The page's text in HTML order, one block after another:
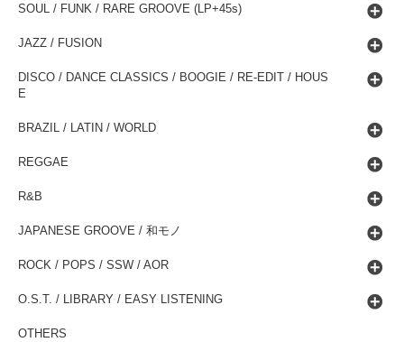
SOUL / FUNK / RARE GROOVE (LP+45s)
JAZZ / FUSION
DISCO / DANCE CLASSICS / BOOGIE / RE-EDIT / HOUS
E
BRAZIL / LATIN / WORLD
REGGAE
R&B
JAPANESE GROOVE / 和モノ
ROCK / POPS / SSW / AOR
O.S.T. / LIBRARY / EASY LISTENING
OTHERS